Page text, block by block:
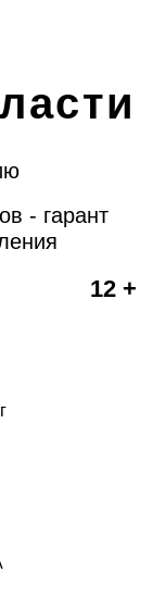
- гарант
12 +